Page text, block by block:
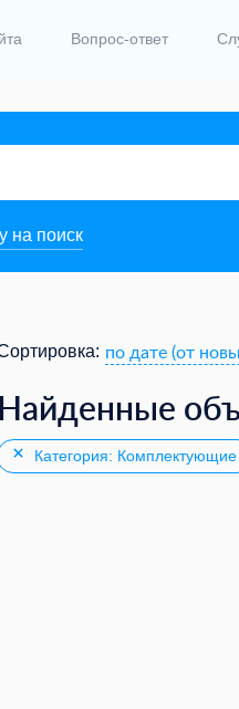
Вопрос-ответ
на поиск
по дате (от
Найденные
Категория: Комплектующие